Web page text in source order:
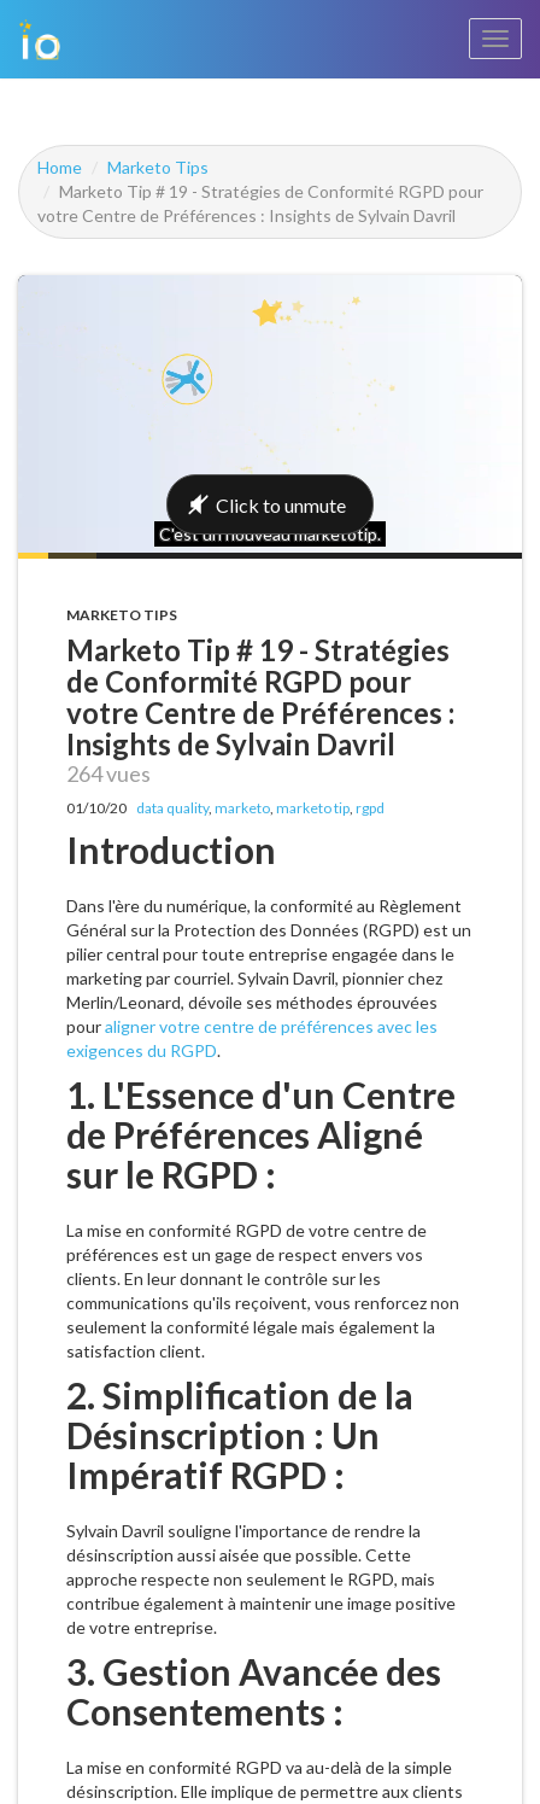
la
Home
Marketo Tips
Marketo Tip # 19 - Stratégies de Conformité RGPD pour
votre Centre de Préférences : Insights de Sylvain Davril
MARKETO TIPS
Marketo Tip # 19 - Stratégies
de Conformité RGPD pour
votre Centre de Préférences :
Insights de Sylvain Davril
264 vues
01/10/20 data quality, marketo, marketo tip, rgpd
Introduction
Dans l'ère du numérique, la conformité au Règlement
Général sur la Protection des Données (RGPD) est un
pilier central pour toute entreprise engagée dans le
marketing par courriel. Sylvain Davril, pionnier chez
Merlin/Leonard, dévoile ses méthodes éprouvées
pouraligner votre centre de préférences avec les
exigences du RGPD.
1. L'Essence d'un Centre
de Préférences Aligné
sur le RGPD :
La mise en conformité RGPD de votre centre de
préférences est un gage de respect envers vos
clients. En leur donnant le contrôle sur les
communications qu'ils reçoivent, vous renforcez non
seulement la conformité légale mais également la
satisfaction client.
2. Simplification de la
Désinscription : Un
Impératif RGPD :
Sylvain Davril souligne l'importance de rendre la
désinscription aussi aisée que possible. Cette
approche respecte non seulement le RGPD, mais
contribue également à maintenir une image positive
de votre entreprise.
3. Gestion Avancée des
Consentements :
La mise en conformité RGPD va au-delà de la simple
désinscription. Elle implique de permettre aux clients